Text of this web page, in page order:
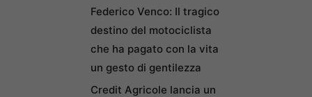
Federico Venco: Il tragico
destino del motociclista
che ha pagato con la vita
un gesto di gentilezza
Credit Agricole lancia un